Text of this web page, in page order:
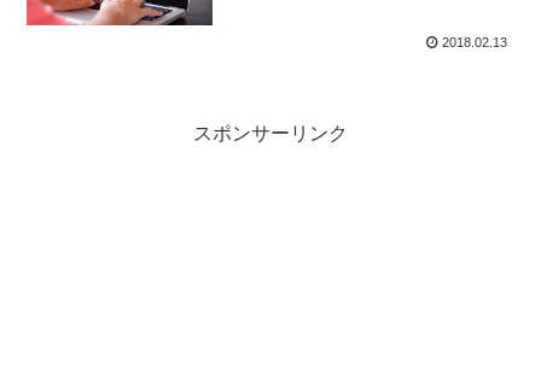
2018.02.13
スポンサーリンク